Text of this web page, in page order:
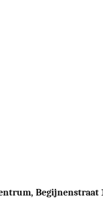
Begijnenstraat